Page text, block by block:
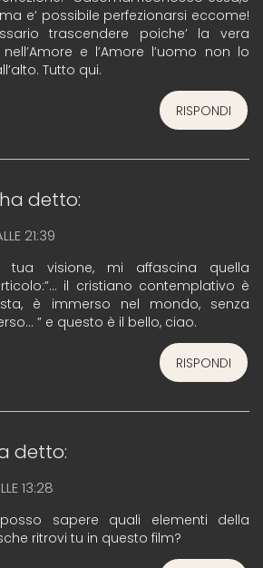
e’ possibile perfezionarsi eccome!
trascendere poiche’ la vera
e l’Amore l’uomo non lo
Tutto qui.
RISPONDI
ha detto:
21:39
tua visione, mi affascina quella
il cristiano contemplativo è
è immerso nel mondo, senza
” e questo è il bello, ciao.
RISPONDI
detto:
13:28
sapere quali elementi della
ritrovi tu in questo film?